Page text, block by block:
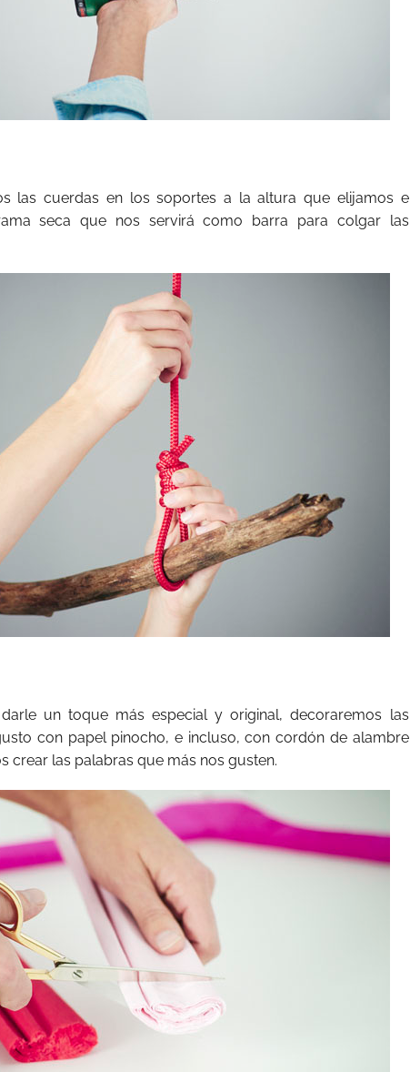
las cuerdas en los soportes a la altura que elijamos e
seca que nos servirá como barra para colgar las
un toque más especial y original, decoraremos las
con papel pinocho, e incluso, con cordón de alambre
crear las palabras que más nos gusten.